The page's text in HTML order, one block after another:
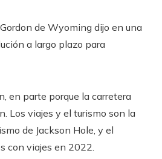
de Wyoming dijo en una
a largo plazo para
en parte porque la carretera
Los viajes y el turismo son la
de Jackson Hole, y el
con viajes en 2022.